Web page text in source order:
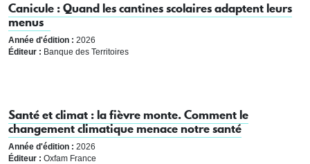
Canicule : Quand les cantines scolaires adaptent leurs
menus
Année d'édition : 2026
Éditeur : Banque des Territoires
Santé et climat : la fièvre monte. Comment le
changement climatique menace notre santé
Année d'édition : 2026
Éditeur : Oxfam France